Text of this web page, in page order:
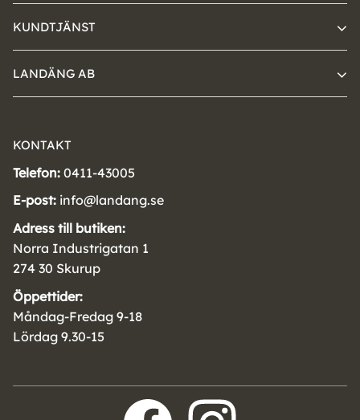
KUNDTJÄNST
LANDÄNG AB
KONTAKT
Telefon: 0411-43005
E-post: info@landang.se
Adress till butiken:
Norra Industrigatan 1
274 30 Skurup
Öppettider:
Måndag-Fredag 9-18
Lördag 9.30-15